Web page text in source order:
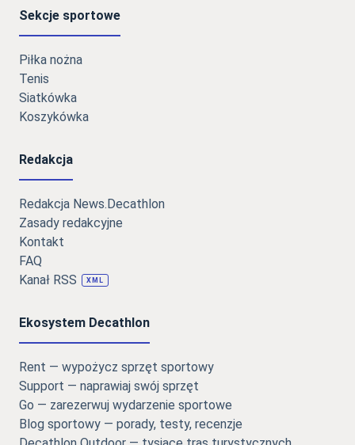
Sekcje sportowe
Piłka nożna
Tenis
Siatkówka
Koszykówka
Redakcja
Redakcja News.Decathlon
Zasady redakcyjne
Kontakt
FAQ
Kanał RSS
XML
Ekosystem Decathlon
Rent — wypożycz sprzęt sportowy
Support — naprawiaj swój sprzęt
Go — zarezerwuj wydarzenie sportowe
Blog sportowy — porady, testy, recenzje